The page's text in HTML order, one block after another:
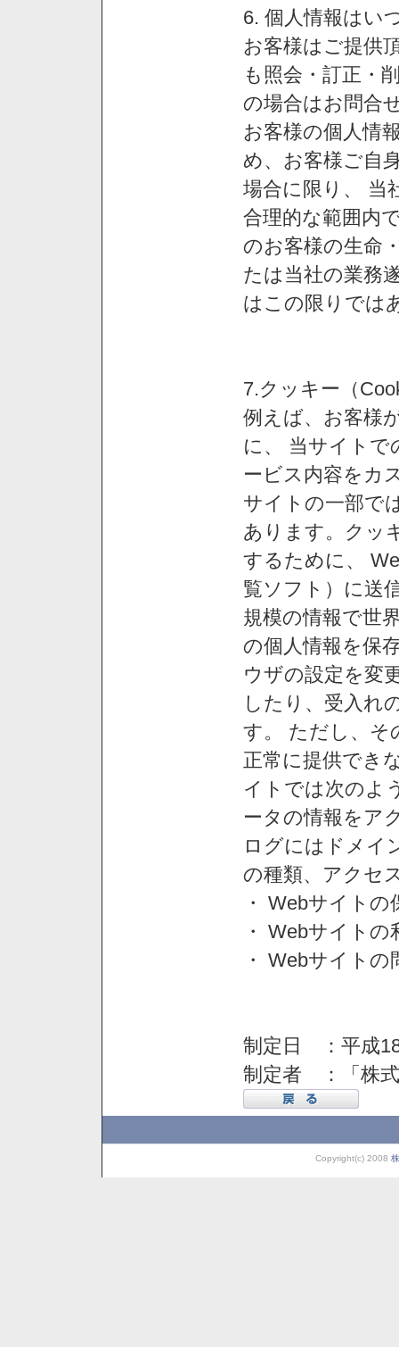
6. 個人情報はい
お客様はご提供
も照会・訂正・
の場合はお問合
お客様の個人情
め、お客様ご自
場合に限り、 当
合理的な範囲内
のお客様の生命
たは当社の業務
はこの限りでは
7.クッキー（
例えば、お客様
に、 当サイトで
ービス内容をカ
サイトの一部で
あります。クッ
するために、
覧ソフト）に送
規模の情報で世
の個人情報を保
ウザの設定を変
したり、受入れ
す。 ただし、そ
正常に提供でき
イトでは次のよ
ータの情報をア
ログにはドメイ
の種類、アクセ
・ Webサイトの
・ Webサイト
・ Webサイト
制定日 ：平成
制定者 ：「株
Copyright(c) 2008